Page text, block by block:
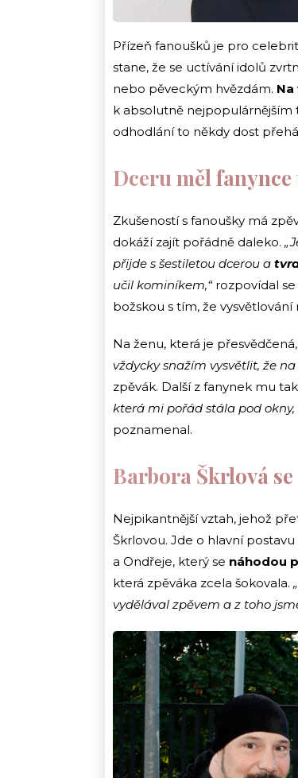
Přízeň fanoušků je pro
stane, že se uctívání idolů
nebo pěveckým hvězdám.
k absolutně nejpopulárnějším
odhodlání to někdy dost
Dceru měl
Zkušeností s fanoušky má
dokáží zajít pořádně daleko.
přijde s šestiletou dcerou a
učil kominíkem,“ rozpovídal
božskou s tím, že vysvětlování
Na ženu, která je
vždycky snažím vysvětlit, že
zpěvák. Další z fanynek mu
která mi pořád stála pod okny,
poznamenal.
Barbora Škrlová
Nejpikantnější vztah, jehož
Škrlovou. Jde o hlavní
a Ondřeje, který se náhodou
která zpěváka zcela šokovala.
vydělával zpěvem a z toho